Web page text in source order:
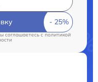
соглашаетесь cполитикой